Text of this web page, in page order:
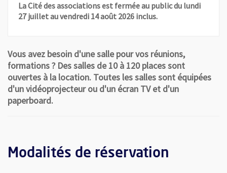
La Cité des associations est fermée au public du lundi
27 juillet au vendredi 14 août 2026 inclus.
Vous avez besoin d'une salle pour vos réunions,
formations ? Des salles de 10 à 120 places sont
ouvertes à la location. Toutes les salles sont équipées
d'un vidéoprojecteur ou d'un écran TV et d'un
paperboard.
Modalités de réservation